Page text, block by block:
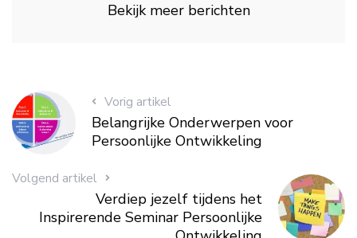
Bekijk meer berichten
Vorig artikel
Belangrijke Onderwerpen voor
Persoonlijke Ontwikkeling
Volgend artikel
Verdiep jezelf tijdens het
Inspirerende Seminar Persoonlijke